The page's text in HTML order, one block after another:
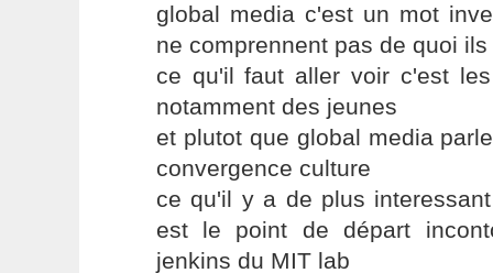
global media c'est un mot
ne comprennent pas de quoi
ce qu'il faut aller voir c'est
notamment des jeunes
et plutot que global media
convergence culture
ce qu'il y a de plus
est le point de départ
jenkins du MIT lab